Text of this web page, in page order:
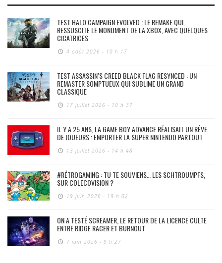
TEST HALO CAMPAIGN EVOLVED : LE REMAKE QUI
RESSUSCITE LE MONUMENT DE LA XBOX, AVEC QUELQUES
CICATRICES
4 août 2026 - 10 h 17
TEST ASSASSIN’S CREED BLACK FLAG RESYNCED : UN
REMASTER SOMPTUEUX QUI SUBLIME UN GRAND
CLASSIQUE
17 juillet 2026 - 10 h 37
IL Y A 25 ANS, LA GAME BOY ADVANCE RÉALISAIT UN RÊVE
DE JOUEURS : EMPORTER LA SUPER NINTENDO PARTOUT
13 juillet 2026 - 14 h 48
#RÉTROGAMING : TU TE SOUVIENS… LES SCHTROUMPFS,
SUR COLECOVISION ?
19 juin 2026 - 19 h 02
ON A TESTÉ SCREAMER, LE RETOUR DE LA LICENCE CULTE
ENTRE RIDGE RACER ET BURNOUT
7 juin 2026 - 9 h 27